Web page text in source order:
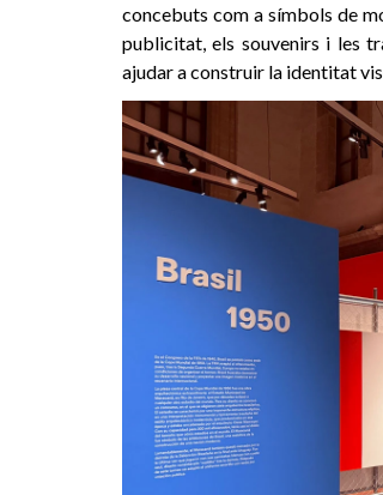
concebuts com a símbols de
publicitat, els souvenirs i les
ajudar a construir la identitat